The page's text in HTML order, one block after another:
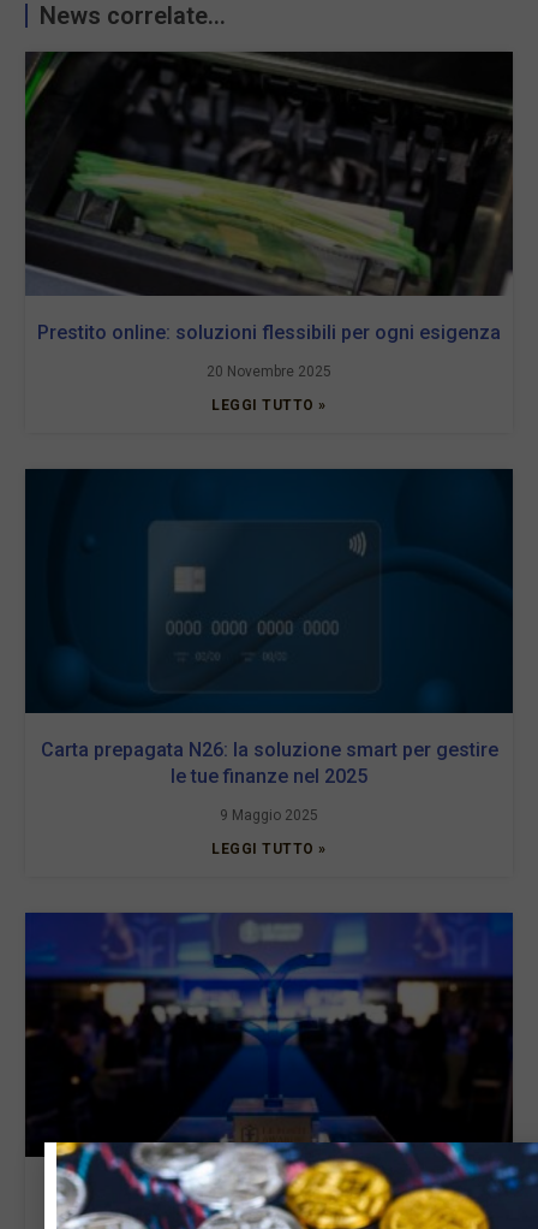
News correlate...
Prestito online: soluzioni flessibili per ogni esigenza
20 Novembre 2025
LEGGI TUTTO »
Carta prepagata N26: la soluzione smart per gestire
le tue finanze nel 2025
9 Maggio 2025
LEGGI TUTTO »
Le Fonti Awards a Palazzo Mezzanotte il 13 marzo